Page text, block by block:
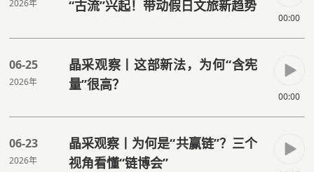
2026年 “古流”兴起！带动假日文旅新趋势
00:00
06-25
2026年
晶采观察丨这部新法，为何“含宪
量”很高？
00:00
06-23
2026年
晶采观察丨为何是“共赢链”？三个
视角看懂“链博会”